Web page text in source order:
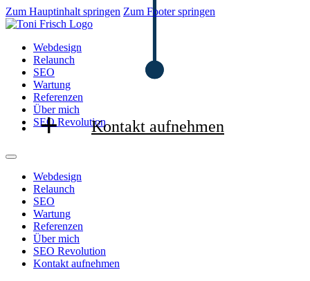
Zum Hauptinhalt springen Zum Footer springen
Webdesign
Relaunch
SEO
Wartung
Referenzen
Über mich
SEO RevolutionKontakt aufnehmen
Webdesign
Relaunch
SEO
Wartung
Referenzen
Über mich
SEO Revolution
Kontakt aufnehmen